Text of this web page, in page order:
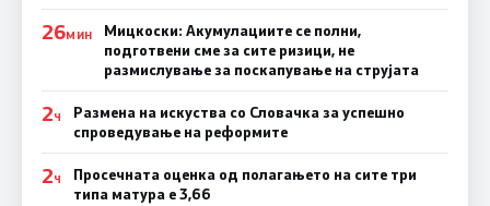
26МИН
Мицкоски: Акумулациите се полни,
подготвени сме за сите ризици, не
размислување за поскапување на струјата
2Ч
Размена на искуства со Словачка за успешно
спроведување на реформите
2Ч
Просечната оценка од полагањето на сите три
типа матура е 3,66